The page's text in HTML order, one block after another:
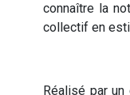
connaître la
collectif en
Réalisé par